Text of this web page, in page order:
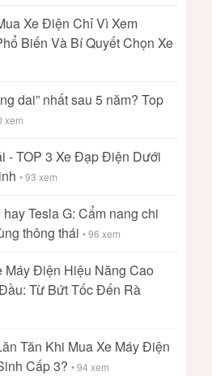
Xe Điện Chỉ Vì Xem
Biến Và Bí Quyết Chọn Xe
dai” nhất sau 5 năm? Top
xem
- TOP 3 Xe Đạp Điện Dưới
• 93 xem
Tesla G: Cẩm nang chi
thông thái • 96 xem
Điện Hiệu Năng Cao
Từ Bứt Tốc Đến Rà
Tăn Khi Mua Xe Máy Điện
Cấp 3? • 94 xem